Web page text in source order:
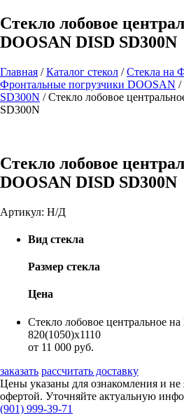
Стекло лобовое
DOOSAN DISD SD300N
Главная /Каталог стекол /Стекла на
Фронтальные погрузчики DOOSAN /
SD300N /Стекло лобовое
SD300N
Стекло лобовое
DOOSAN DISD SD300N
Артикул: Н/Д
Вид стекла
Размер стекла
Цена
Стекло лобовое центральное
820(1050)х1110
от 11 000 руб.
заказать рассчитать доставку
Цены указаны для ознакомления и
офертой. Уточняйте актуальную
(901) 999-39-71